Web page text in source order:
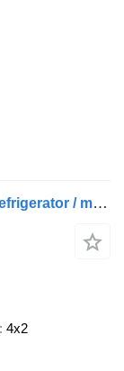
MAN TGM 15.250 / Aubineau 15 EPAL refrigerator / multitemperature /
4x2